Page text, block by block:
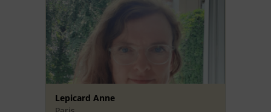
Lepicard Anne